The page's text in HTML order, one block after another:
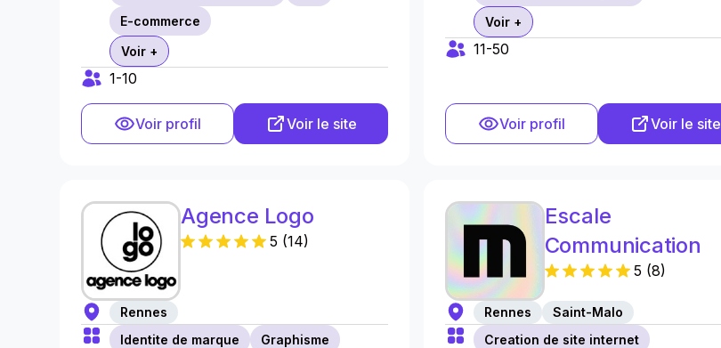
E-commerce
Voir +
1-10
Voir profil Voir le site
Voir +
11-50
Voir profil Voir le site
Agence Logo
5 (14)
Rennes
Identite de marque
Graphisme
Escale
Communication
5 (8)
Rennes
Saint-Malo
Creation de site internet